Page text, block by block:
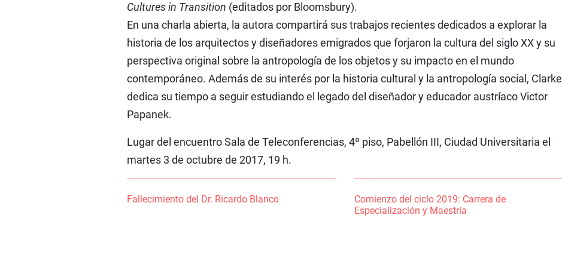
Cultures in Transition (editados por Bloomsbury).
En una charla abierta, la autora compartirá sus trabajos recientes dedicados a explorar la
historia de los arquitectos y diseñadores emigrados que forjaron la cultura del siglo XX y su
perspectiva original sobre la antropología de los objetos y su impacto en el mundo
contemporáneo. Además de su interés por la historia cultural y la antropología social, Clarke
dedica su tiempo a seguir estudiando el legado del diseñador y educador austríaco Victor
Papanek.
Lugar del encuentro Sala de Teleconferencias, 4º piso, Pabellón III, Ciudad Universitaria el
martes 3 de octubre de 2017, 19 h.
Fallecimiento del Dr. Ricardo Blanco
Comienzo del ciclo 2019: Carrera de
Especialización y Maestría